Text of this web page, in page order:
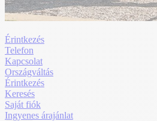
Érintkezés
Telefon
Kapcsolat
Országváltás
Érintkezés
Keresés
Saját fiók
Ingyenes árajánlat